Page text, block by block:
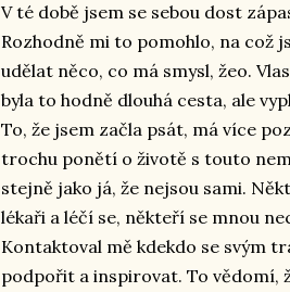
V té době jsem se sebou dost
Rozhodně mi to pomohlo, na což
udělat něco, co má smysl, žeo.
byla to hodně dlouhá cesta, ale
To, že jsem začla psát, má více
trochu ponětí o životě s touto
stejně jako já, že nejsou sami.
lékaři a léčí se, někteří se mnou
Kontaktoval mě kdekdo se svým
podpořit a inspirovat. To vědomí,